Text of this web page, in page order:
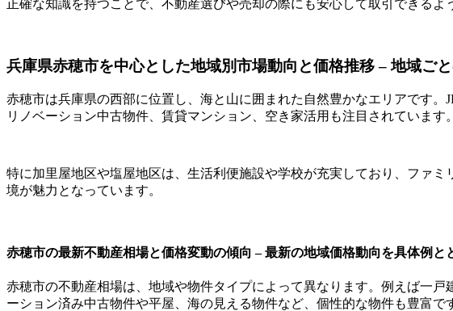
正確な知識を持つことで、不動産選びや売却の際にも安心して取引できるよ
兵庫県赤穂市を中心とした地域別市場動向と価格推移 – 地域ご
赤穂市は兵庫県の西部に位置し、海と山に囲まれた自然豊かなエリアです
リノベーション中古物件、賃貸マンション、空き家活用も注目されています。
特に加里屋地区や塩屋地区は、生活利便施設や学校が充実しており、ファ
境が魅力となっています。
赤穂市の最新不動産相場と価格変動の傾向 – 最新の地域価格動向を具体例と
赤穂市の不動産相場は、地域や物件タイプによって異なります。例えば一
ーション済み中古物件や平屋、海の見える物件など、個性的な物件も豊富で